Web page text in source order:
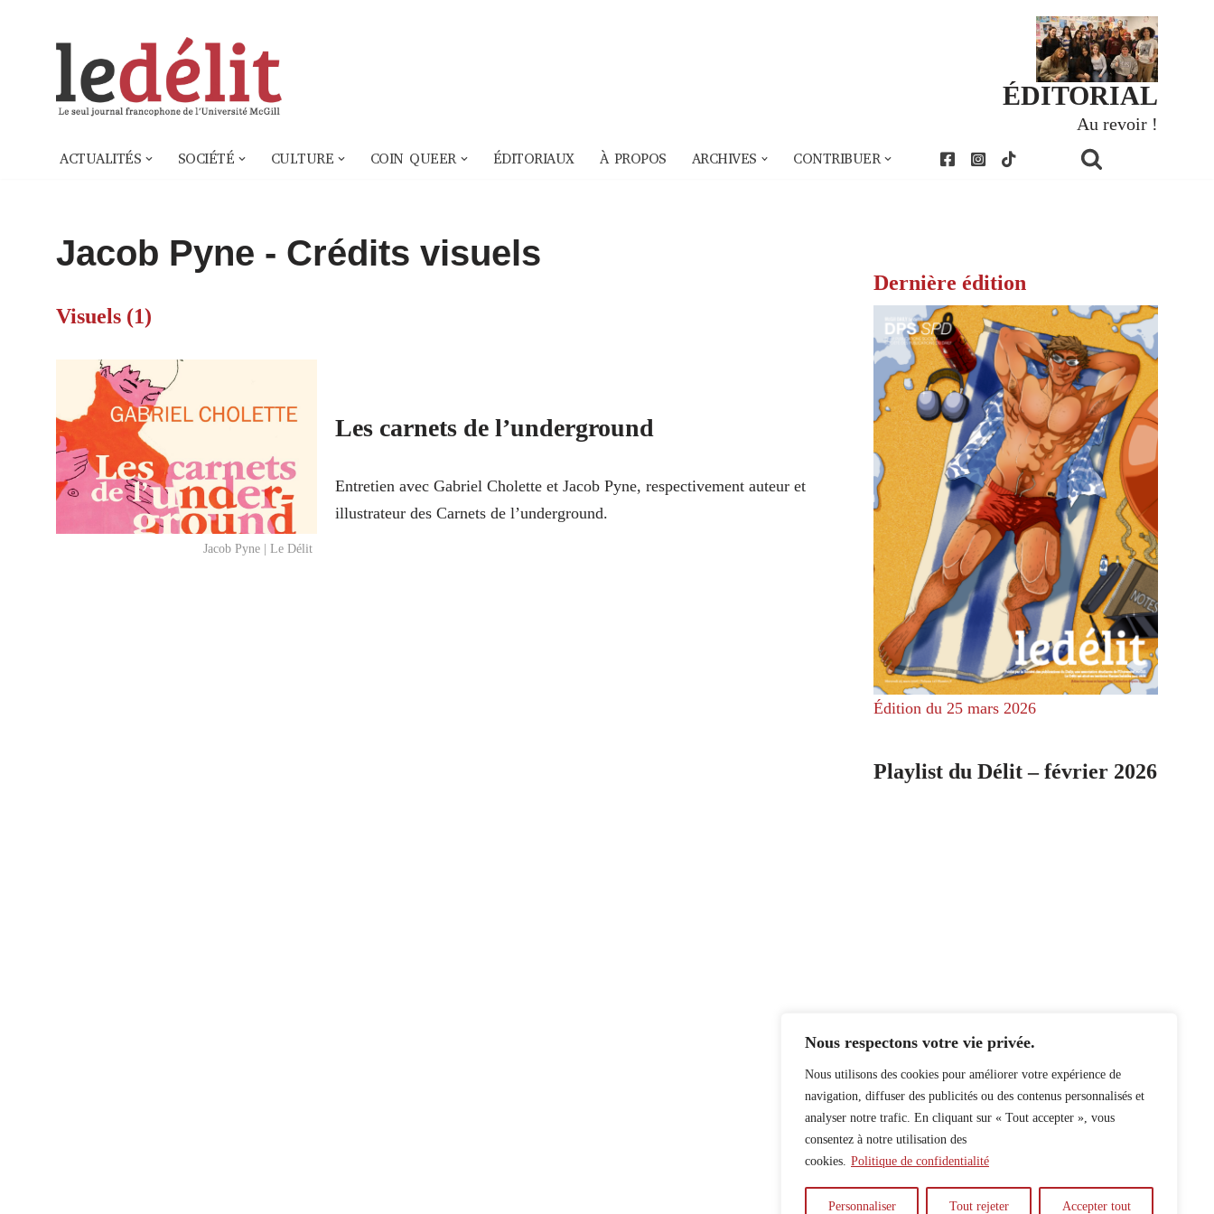
Nous respectons votre vie privée.
Nous utilisons des cookies pour améliorer votre expérience de
navigation, diffuser des publicités ou des contenus personnalisés et
analyser notre trafic. En cliquant sur « Tout accepter », vous
consentez à notre utilisation des
cookies. Politique de confidentialité
Personnaliser Tout rejeter Accepter tout
ÉDITORIAL
Au revoir !
ACTUALITÉS SOCIÉTÉ CULTURE COIN QUEER ÉDITORIAUX À PROPOS ARCHIVES CONTRIBUER
Jacob Pyne - Crédits visuels
Visuels (1)
Jacob Pyne | Le Délit
Les carnets de l’underground
Entretien avec Gabriel Cholette et Jacob Pyne, respectivement auteur et
illustrateur des Carnets de l’underground.
Dernière édition
Édition du 25 mars 2026
Playlist du Délit – février 2026